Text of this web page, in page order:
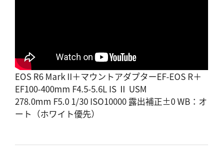
EOS R6 Mark II＋マウントアダプターEF-EOS R＋
EF100-400mm F4.5-5.6L IS Ⅱ USM
278.0mm F5.0 1/30 ISO10000 露出補正±0 WB：オ
ート（ホワイト優先）